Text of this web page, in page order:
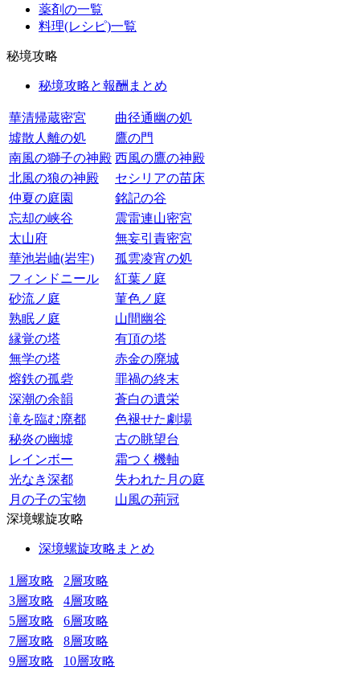
薬剤の一覧
料理(レシピ)一覧
秘境攻略
秘境攻略と報酬まとめ
華清帰蔵密宮
曲径通幽の処
墟散人離の処
鷹の門
南風の獅子の神殿 西風の鷹の神殿
北風の狼の神殿
セシリアの苗床
仲夏の庭園
銘記の谷
忘却の峡谷
震雷連山密宮
太山府
無妄引責密宮
華池岩岫(岩牢)
孤雲凌宵の処
フィンドニール
紅葉ノ庭
砂流ノ庭
菫色ノ庭
熟眠ノ庭
山間幽谷
縁覚の塔
有頂の塔
無学の塔
赤金の廃城
熔鉄の孤砦
罪禍の終末
深潮の余韻
蒼白の遺栄
滝を臨む廃都
色褪せた劇場
秘炎の幽墟
古の眺望台
レインボー
霜つく機軸
光なき深都
失われた月の庭
月の子の宝物
山風の荊冠
深境螺旋攻略
深境螺旋攻略まとめ
1層攻略
2層攻略
3層攻略
4層攻略
5層攻略
6層攻略
7層攻略
8層攻略
9層攻略
10層攻略